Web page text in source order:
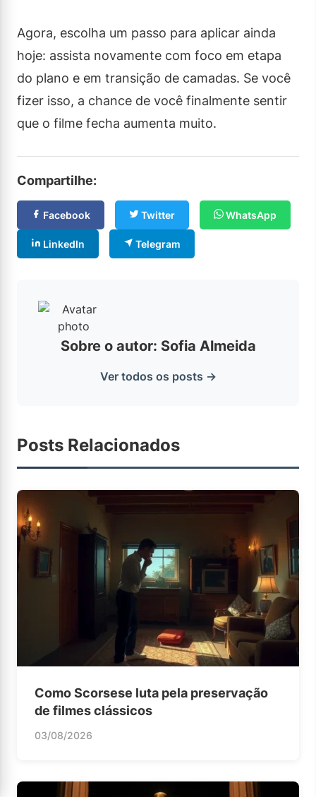
Agora, escolha um passo para aplicar ainda
hoje: assista novamente com foco em etapa
do plano e em transição de camadas. Se você
fizer isso, a chance de você finalmente sentir
que o filme fecha aumenta muito.
Compartilhe:
Facebook Twitter WhatsApp
LinkedIn Telegram
Sobre o autor: Sofia Almeida
Ver todos os posts →
Posts Relacionados
Como Scorsese luta pela preservação
de filmes clássicos
03/08/2026